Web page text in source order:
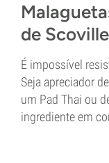
de Scoville
É impossível
Seja apreciador
um Pad Thai ou
ingrediente em